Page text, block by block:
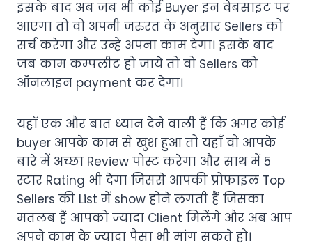
इसके बाद अब जब भी कोई Buyer इन वेबसाइट पर
आएगा तो वो अपनी जरुरत के अनुसार Sellers को
सर्च करेगा और उन्हें अपना काम देगा। इसके बाद
जब काम कम्पलीट हो जाये तो वो Sellers को
ऑनलाइन payment कर देगा।
यहाँ एक और बात ध्यान देने वाली हैं कि अगर कोई
buyer आपके काम से खुश हुआ तो यहाँ वो आपके
बारे में अच्छा Review पोस्ट करेगा और साथ में 5
स्टार Rating भी देगा जिससे आपकी प्रोफाइल Top
Sellers की List में show होने लगती हैं जिसका
मतलब हैं आपको ज्यादा Client मिलेंगे और अब आप
अपने काम के ज्यादा पैसा भी मांग सकते हो।